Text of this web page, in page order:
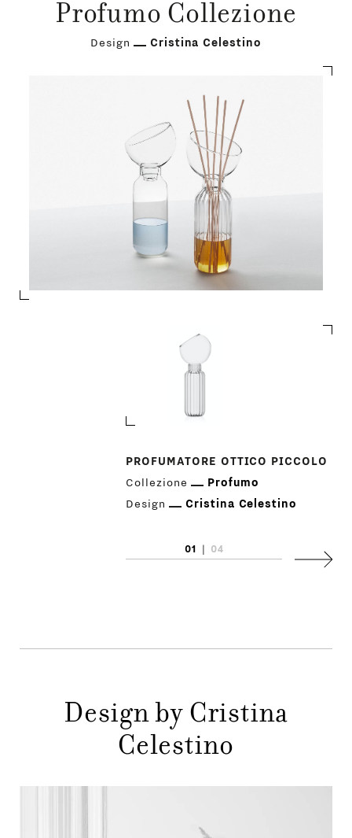
Profumo Collezione
Design Cristina Celestino
PROFUMATORE OTTICO PICCOLO
Collezione
Profumo
Design
Cristina Celestino
01 04
Design by Cristina
Celestino